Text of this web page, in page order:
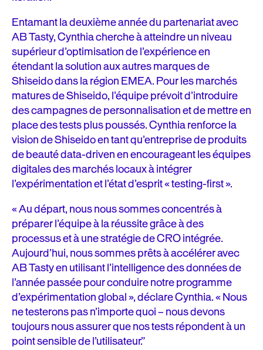
Entamant la deuxième année du partenariat avec
AB Tasty, Cynthia cherche à atteindre un niveau
supérieur d’optimisation de l’expérience en
étendant la solution aux autres marques de
Shiseido dans la région EMEA. Pour les marchés
matures de Shiseido, l’équipe prévoit d’introduire
des campagnes de personnalisation et de mettre en
place des tests plus poussés. Cynthia renforce la
vision de Shiseido en tant qu’entreprise de produits
de beauté data-driven en encourageant les équipes
digitales des marchés locaux à intégrer
l’expérimentation et l’état d’esprit « testing-first ».
« Au départ, nous nous sommes concentrés à
préparer l’équipe à la réussite grâce à des
processus et à une stratégie de CRO intégrée.
Aujourd’hui, nous sommes prêts à accélérer avec
AB Tasty en utilisant l’intelligence des données de
l’année passée pour conduire notre programme
d’expérimentation global », déclare Cynthia. « Nous
ne testerons pas n’importe quoi – nous devons
toujours nous assurer que nos tests répondent à un
point sensible de l’utilisateur.”